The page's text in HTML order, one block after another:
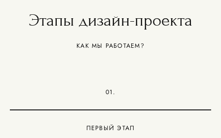
Этапы дизайн-проекта
КАК МЫ РАБОТАЕМ?
01.
ПЕРВЫЙ ЭТАП